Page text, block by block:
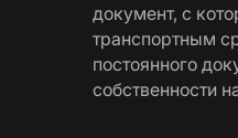
документ, с
транспортным
постоянного
собственности